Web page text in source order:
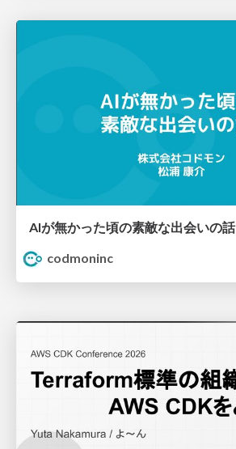
AIが無かった頃の素敵な出会いの話
codmoninc